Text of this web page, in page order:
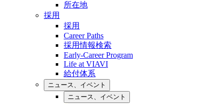
所在地
採用
採用
Career Paths
採用情報検索
Early-Career Program
Life at VIAVI
給付体系
ニュース、イベント
ニュース、イベント